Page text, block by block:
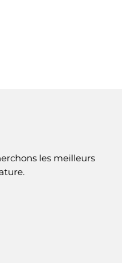
les meilleurs